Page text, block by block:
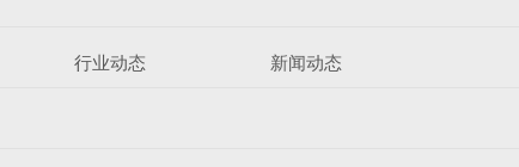
行业动态 新闻动态